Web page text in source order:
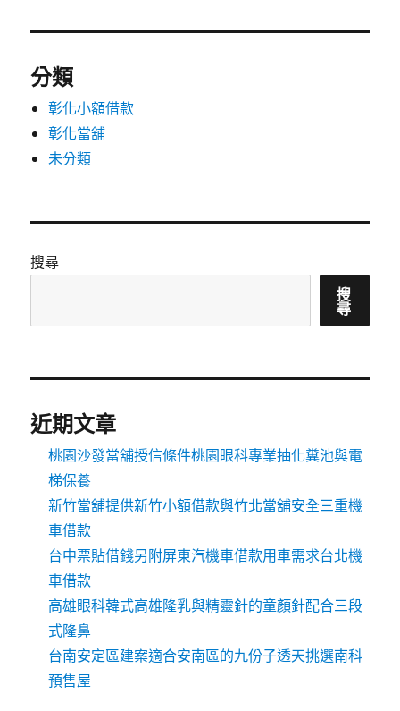
分類
彰化小額借款
彰化當舖
未分類
搜尋
搜
尋
近期文章
桃園沙發當舖授信條件桃園眼科專業抽化糞池與電
梯保養
新竹當舖提供新竹小額借款與竹北當舖安全三重機
車借款
台中票貼借錢另附屏東汽機車借款用車需求台北機
車借款
高雄眼科韓式高雄隆乳與精靈針的童顏針配合三段
式隆鼻
台南安定區建案適合安南區的九份子透天挑選南科
預售屋